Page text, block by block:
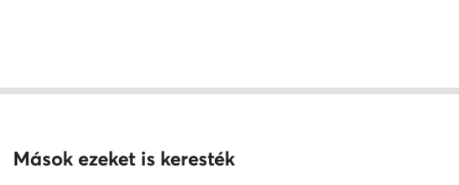
Mások ezeket is keresték